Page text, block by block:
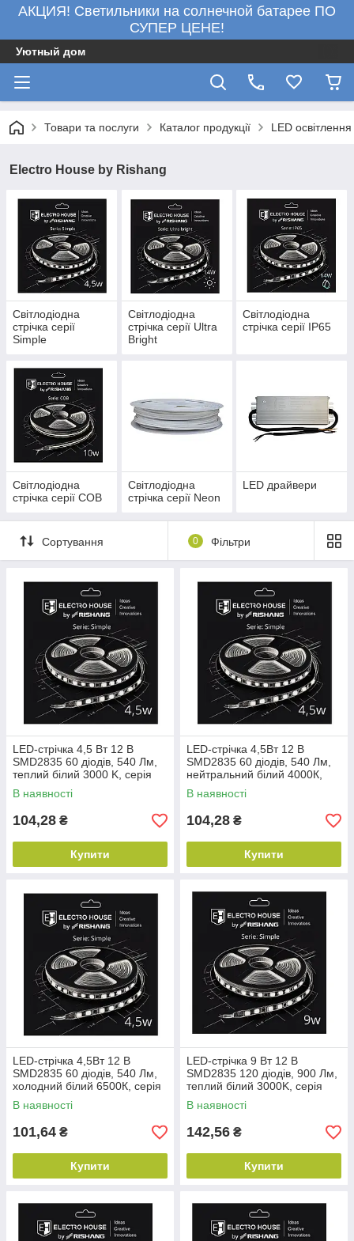
АКЦИЯ! Светильники на солнечной батарее ПО
СУПЕР ЦЕНЕ!
Уютный дом
Товари та послуги Каталог продукції LED освітлення
Electro House by Rishang
Світлодіодна
стрічка серії
Simple
Світлодіодна
стрічка серії Ultra
Bright
Світлодіодна
стрічка серії IP65
Світлодіодна
стрічка серії COB
Світлодіодна
стрічка серії Neon
LED драйвери
Сортування 0 Фільтри
LED-стрічка 4,5 Вт 12 В
SMD2835 60 діодів, 540 Лм,
теплий білий 3000 K, серія
Simple Electro House by
Rishang
В наявності
104,28 ₴
Купити
LED-стрічка 4,5Вт 12 В
SMD2835 60 діодів, 540 Лм,
нейтральний білий 4000К,
серія Simple Electro House by
Rishang
В наявності
104,28 ₴
Купити
LED-стрічка 4,5Вт 12 В
SMD2835 60 діодів, 540 Лм,
холодний білий 6500К, серія
Simple Electro House by
Rishang
В наявності
101,64 ₴
Купити
LED-стрічка 9 Вт 12 В
SMD2835 120 діодів, 900 Лм,
теплий білий 3000K, серія
Simple Electro House by
Rishang
В наявності
142,56 ₴
Купити